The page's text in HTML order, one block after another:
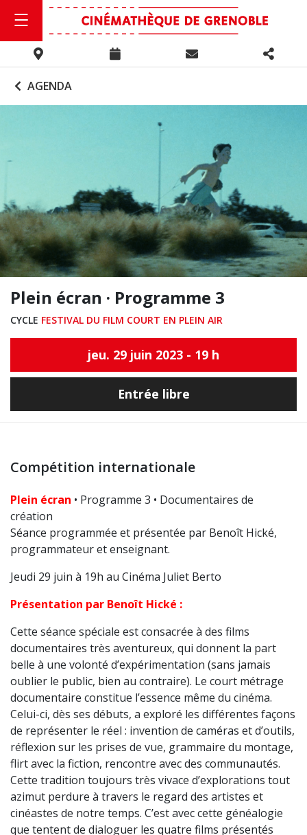
AGENDA
Plein écran · Programme 3
CYCLE FESTIVAL DU FILM COURT EN PLEIN AIR
jeu. 29 juin 2023 - 19 h
Entrée libre
Compétition internationale
Plein écran • Programme 3 • Documentaires de
création
Séance programmée et présentée par Benoît Hické,
programmateur et enseignant.
Jeudi 29 juin à 19h au Cinéma Juliet Berto
Présentation par Benoît Hické :
Cette séance spéciale est consacrée à des films
documentaires très aventureux, qui donnent la part
belle à une volonté d’expérimentation (sans jamais
oublier le public, bien au contraire). Le court métrage
documentaire constitue l’essence même du cinéma.
Celui-ci, dès ses débuts, a exploré les différentes façons
de représenter le réel : invention de caméras et d’outils,
réflexion sur les prises de vue, grammaire du montage,
flirtavec la fiction, rencontre avec des communautés.
Cette tradition toujours très vivace d’explorations tout
azimut perdure à travers le regard des artistes et
cinéastes de notre temps. C’est avec cette généalogie
que tentent de dialoguer les quatre films présentés